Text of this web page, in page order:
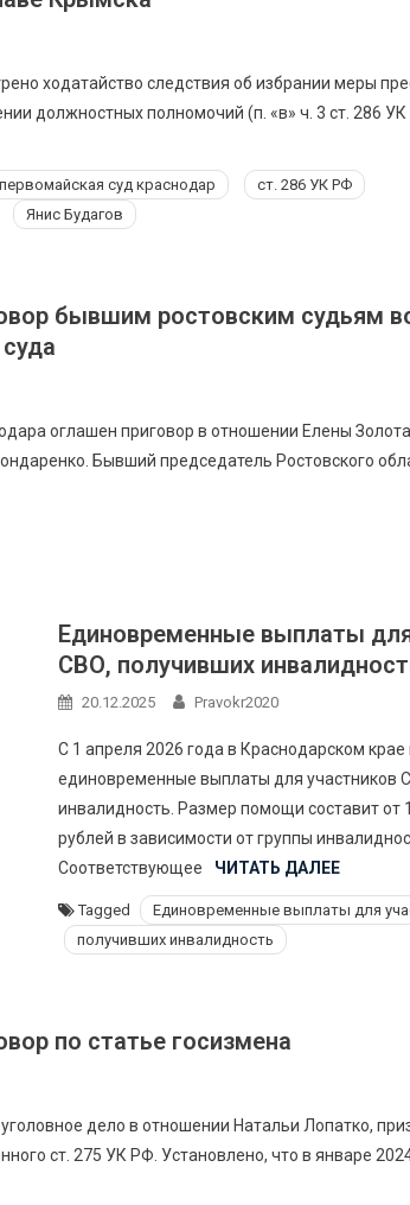
ходатайство следствия об избрании меры
должностных полномочий (п. «в» ч. 3 ст. 286
первомайская суд краснодар
ст. 286 УК РФ
Янис Будагов
бывшим ростовским судьям
оглашен приговор в отношении Елены
Бывший председатель Ростовского
Eдиновременные выплаты
СВО, получивших
20.12.2025 Pravokr2020
С 1 апреля 2026 года в Краснодарском крае
единовременные выплаты для участников
инвалидность. Размер помощи составит от
рублей в зависимости от группы
Соответствующее
ЧИТАТЬ ДАЛЕЕ
Tagged
Eдиновременные выплаты для
получивших инвалидность
по статье госизмена
дело в отношении Натальи Лопатко,
ст. 275 УК РФ. Установлено, что в январе